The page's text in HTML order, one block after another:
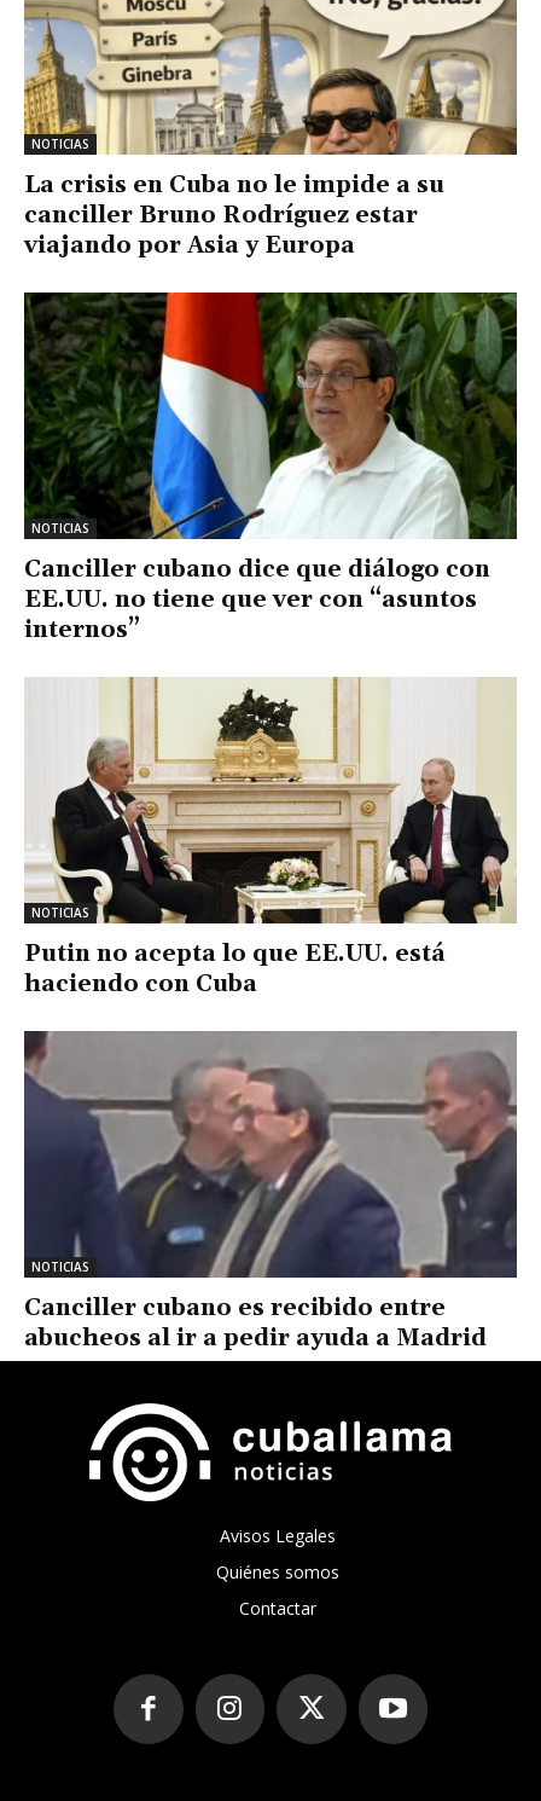
NOTICIAS
La crisis en Cuba no le impide a su
canciller Bruno Rodríguez estar
viajando por Asia y Europa
NOTICIAS
Canciller cubano dice que diálogo con
EE.UU. no tiene que ver con “asuntos
internos”
NOTICIAS
Putin no acepta lo que EE.UU. está
haciendo con Cuba
NOTICIAS
Canciller cubano es recibido entre
abucheos al ir a pedir ayuda a Madrid
Avisos Legales
Quiénes somos
Contactar